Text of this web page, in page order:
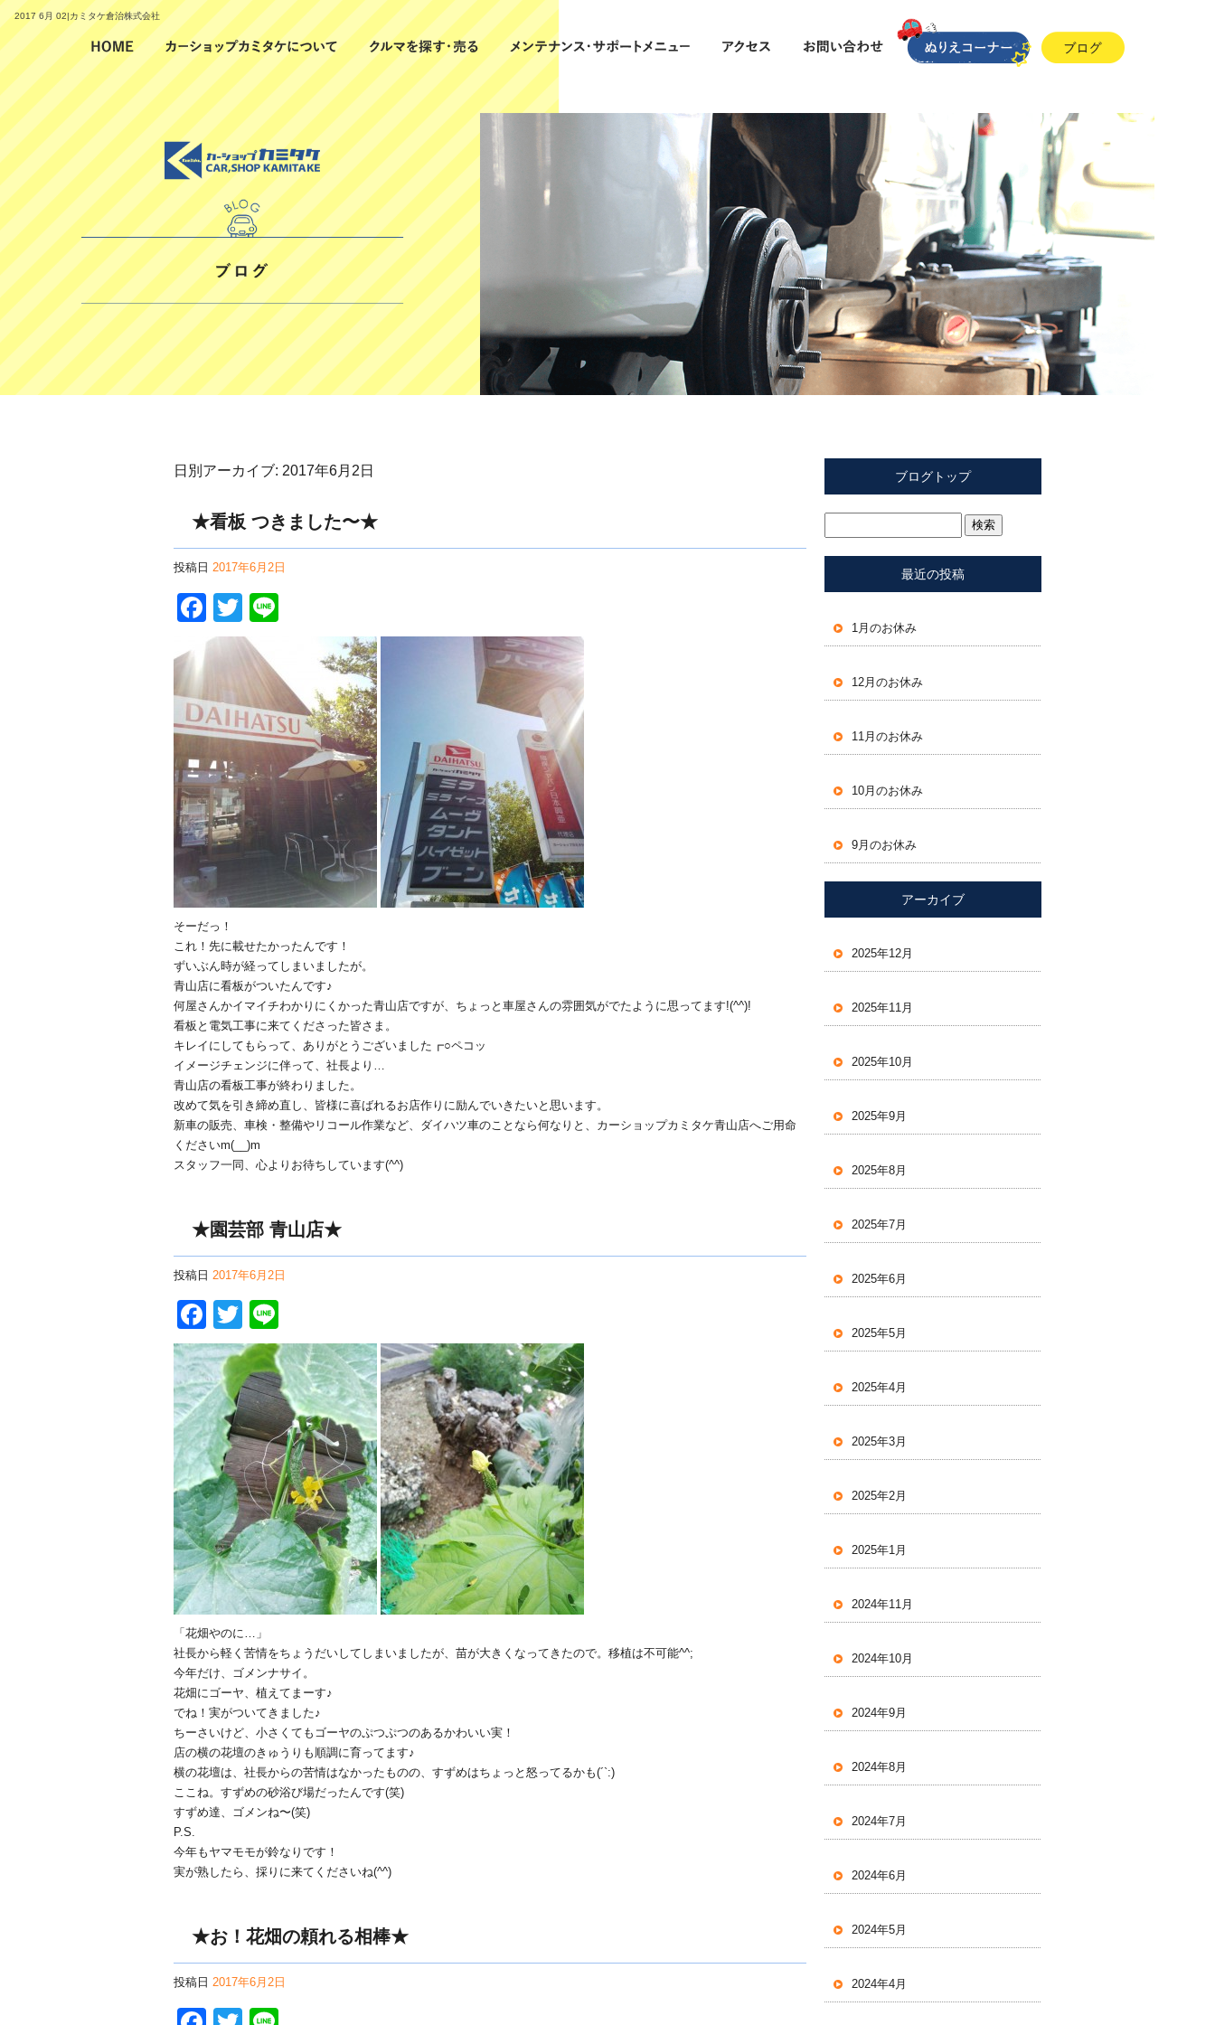
2017 6月 02|カミタケ倉治株式会社
日別アーカイブ: 2017年6月2日
★看板 つきました〜★
投稿日 2017年6月2日
Facebook
Twitter
そーだっ！
これ！先に載せたかったんです！
ずいぶん時が経ってしまいましたが。
青山店に看板がついたんです♪
何屋さんかイマイチわかりにくかった青山店ですが、ちょっと車屋さんの雰囲気がでたように思ってます!(^^)!
看板と電気工事に来てくださった皆さま。
キレイにしてもらって、ありがとうございました┏○ペコッ
イメージチェンジに伴って、社長より…
青山店の看板工事が終わりました。
改めて気を引き締め直し、皆様に喜ばれるお店作りに励んでいきたいと思います。
新車の販売、車検・整備やリコール作業など、ダイハツ車のことなら何なりと、カーショップカミタケ青山店へご用命
くださいm(__)m
スタッフ一同、心よりお待ちしています(^^)
★園芸部 青山店★
投稿日 2017年6月2日
Facebook
Twitter
「花畑やのに…」
社長から軽く苦情をちょうだいしてしまいましたが、苗が大きくなってきたので。移植は不可能^^;
今年だけ、ゴメンナサイ。
花畑にゴーヤ、植えてまーす♪
でね！実がついてきました♪
ちーさいけど、小さくてもゴーヤのぷつぷつのあるかわいい実！
店の横の花壇のきゅうりも順調に育ってます♪
横の花壇は、社長からの苦情はなかったものの、すずめはちょっと怒ってるかも(´`:)
ここね。すずめの砂浴び場だったんです(笑)
すずめ達、ゴメンね〜(笑)
P.S.
今年もヤマモモが鈴なりです！
実が熟したら、採りに来てくださいね(^^)
★お！花畑の頼れる相棒★
投稿日 2017年6月2日
ブログトップ
最近の投稿
1月のお休み
12月のお休み
11月のお休み
10月のお休み
9月のお休み
アーカイブ
2025年12月
2025年11月
2025年10月
2025年9月
2025年8月
2025年7月
2025年6月
2025年5月
2025年4月
2025年3月
2025年2月
2025年1月
2024年11月
2024年10月
2024年9月
2024年8月
2024年7月
2024年6月
2024年5月
2024年4月